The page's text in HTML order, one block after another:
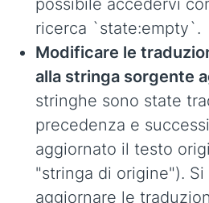
possibile accedervi
ricerca `state:empty`.
Modificare le
alla stringa sorgente
stringhe sono state
precedenza e
aggiornato il testo
"stringa di origine").
aggiornare le